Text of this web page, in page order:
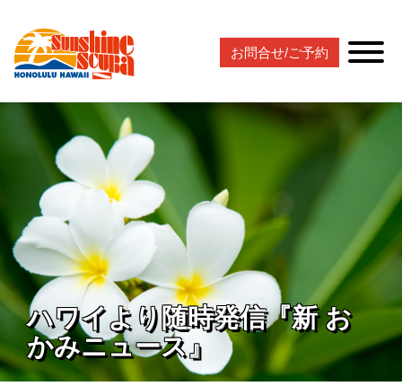
お問合せ/ご予約
ハワイより随時発信『新 お
かみニュース』